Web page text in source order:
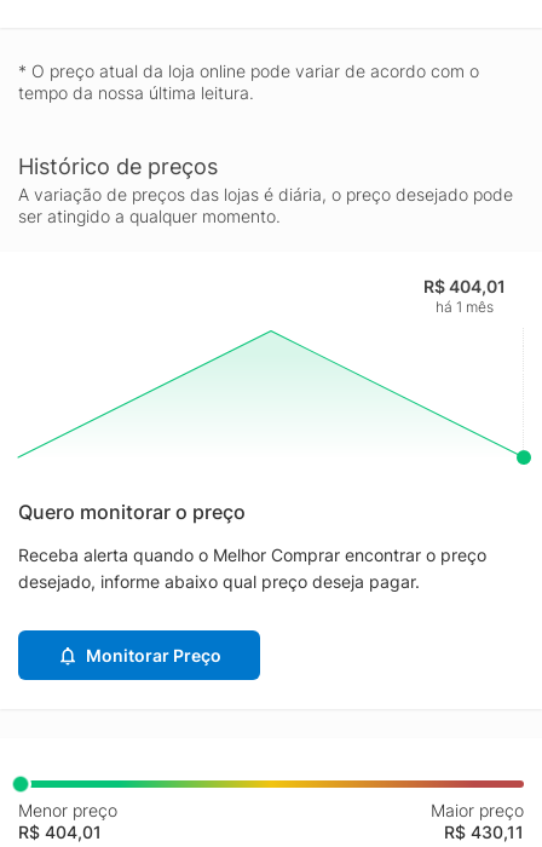
* O preço atual da loja online pode variar de acordo com o
tempo da nossa última leitura.
Histórico de preços
A variação de preços das lojas é diária, o preço desejado pode
ser atingido a qualquer momento.
R$ 404,01
há 1 mês
Quero monitorar o preço
Receba alerta quando o Melhor Comprar encontrar o preço
desejado, informe abaixo qual preço deseja pagar.
Monitorar Preço
Menor preço
R$ 404,01
Maior preço
R$ 430,11